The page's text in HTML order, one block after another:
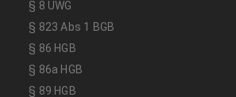
§ 8 UWG
§ 823 Abs 1 BGB
§ 86 HGB
§ 86a HGB
§ 89 HGB